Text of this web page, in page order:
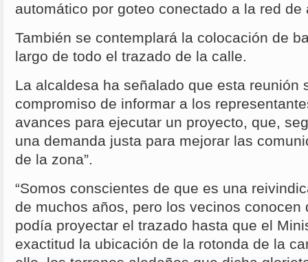
automático por goteo conectado a la red de
También se contemplará la colocación de
largo de todo el trazado de la calle.
La alcaldesa ha señalado que esta reunión
compromiso de informar a los
avances para ejecutar un proyecto, que,
una demanda justa para mejorar las
de la zona”.
“Somos conscientes de que es una
de muchos años, pero los vecinos conocen
podía proyectar el trazado hasta que el
exactitud la ubicación de la rotonda de la